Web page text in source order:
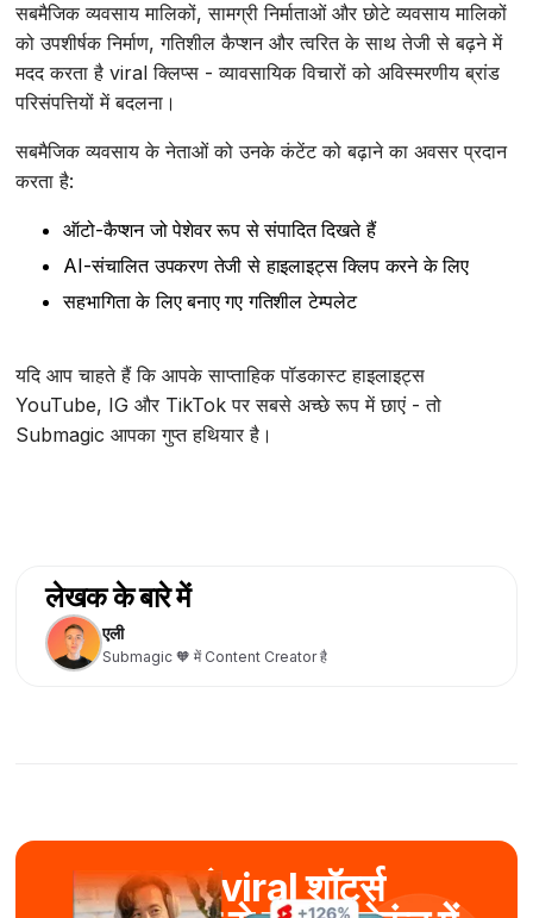
सबमैजिक व्यवसाय मालिकों, सामग्री निर्माताओं और छोटे व्यवसाय मालिकों
को उपशीर्षक निर्माण, गतिशील कैप्शन और त्वरित के साथ तेजी से बढ़ने में
मदद करता है viral क्लिप्स - व्यावसायिक विचारों को अविस्मरणीय ब्रांड
परिसंपत्तियों में बदलना।
सबमैजिक व्यवसाय के नेताओं को उनके कंटेंट को बढ़ाने का अवसर प्रदान
करता है:
ऑटो-कैप्शन जो पेशेवर रूप से संपादित दिखते हैं
AI-संचालित उपकरण तेजी से हाइलाइट्स क्लिप करने के लिए
सहभागिता के लिए बनाए गए गतिशील टेम्पलेट
यदि आप चाहते हैं कि आपके साप्ताहिक पॉडकास्ट हाइलाइट्स
YouTube, IG और TikTok पर सबसे अच्छे रूप में छाएं - तो
Submagic आपका गुप्त हथियार है।
लेखक के बारे में
एली
Submagic 🧡 में Content Creator है
बनाएं viral शॉर्ट्स